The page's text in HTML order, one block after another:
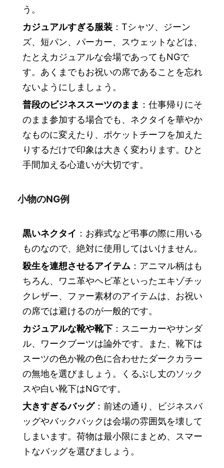
う。
カジュアルすぎる服装 ：Tシャツ、ジーン
ズ、短パン、パーカー、スウェットなどは、
たとえカジュアルな会場であってもNGで
す。あくまでもお祝いの席であることを忘れ
ないようにしましょう。
普段のビジネススーツのまま ：仕事帰りにそ
のまま参加する場合でも、ネクタイを華やか
なものに変えたり、ポケットチーフを加えた
りするだけで印象は大きく変わります。ひと
手間加える心遣いが大切です。
小物のNG例
黒いネクタイ ：お葬式など弔事の際に用いる
ものなので、絶対に使用してはいけません。
殺生を連想させるアイテム ：アニマル柄はも
ちろん、ワニ革やヘビ革といったエキゾチッ
クレザー、ファー素材のアイテムは、お祝い
の席では避けるのが一般的です。
カジュアルな靴や靴下 ：スニーカーやサンダ
ル、ワークブーツは論外です。また、靴下は
スーツの色か靴の色に合わせたダークカラー
の無地を選びましょう。くるぶし丈のソック
スや白い靴下はNGです。
大きすぎるバッグ：前述の通り、ビジネスバ
ッグやバックパックは会場の雰囲気を壊して
しまいます。荷物は最小限にまとめ、スマー
トなバッグを選びましょう。